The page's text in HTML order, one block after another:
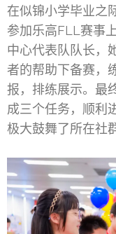
在似锦小学毕业之
参加乐高FLL赛事
中心代表队队长，
者的帮助下备赛，
报，排练展示。最
成三个任务，顺利
极大鼓舞了所在社